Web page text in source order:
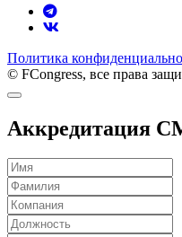
Политика
© FCongress, все права
Аккредитация